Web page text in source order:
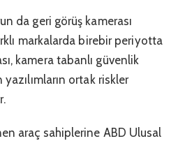
da geri görüş kamerası
markalarda birebir periyotta
kamera tabanlı güvenlik
ortak riskler
araç sahiplerine ABD Ulusal